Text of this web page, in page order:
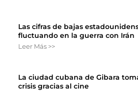
Las cifras de bajas
fluctuando en la guerra con Irán
Leer Más >>
La ciudad cubana de Gibara
crisis gracias al cine